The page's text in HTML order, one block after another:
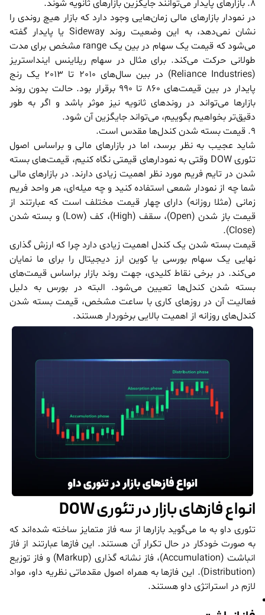
8. بازار‌های پایدار می‌توانند جایگزین بازار‌های ثانویه شوند.
در نمودار بازار‌های مالی زمان‌هایی وجود دارد که بازار هیچ روندی را
نشان نمی‌دهد، به این وضعیت روند Sideway یا پایدار گفته
می‌شود که قیمت یک سهام در بین یک range مشخص برای مدت
طولانی حرکت می‌کند. برای مثال در سهام ریلاینس اینداستریز
(Reliance Industries) در بین سال‌های 2010 تا 2013 یک رنج
پایدار در بین قیمت‌های 860 تا 990 برقرار بود. حالت بدون روند
بازار‌ها می‌تواند در روند‌های ثانویه نیز موثر باشد و اگر به طور
دقیق‌تر بخواهیم بگوییم، می‌تواند جایگزین آن شود.
9. قیمت بسته شدن کندل‌ها مقدس است.
شاید عجیب به نظر برسد، اما در بازارهای مالی و براساس اصول
تئوری DOW وقتی به نمودار‌های قیمتی نگاه کنیم، قیمت‌های بسته
شدن در تایم فریم مورد نظر اهمیت زیادی دارند. در بازار‌های مالی
شما چه از نمودار شمعی استفاده کنید و چه میله‌ای، هر واحد فریم
زمانی (مثلا روزانه) دارای چهار قیمت مختلف است که عبارتند از
قیمت باز شدن (Open)، سقف (High)، کف (Low) و بسته شدن
(Close).
قیمت بسته شدن یک کندل اهمیت زیادی دارد چرا که ارزش گذاری
نهایی یک سهام بورسی یا کوین ارز دیجیتال را برای ما نمایان
می‌کند. در برخی نقاط کلیدی، جهت روند بازار براساس قیمت‌های
بسته شدن کندل‌ها تعیین می‌شود. البته در بورس به دلیل
فعالیت آن در روز‌های کاری با ساعت مشخص، قیمت بسته شدن
کندل‌های روزانه از اهمیت بالایی برخوردار هستند.
انواع فاز‌های بازار در تئوری DOW
تئوری داو به ما می‌گوید بازار‌ها از سه فاز متمایز ساخته شده‌اند که
به صورت خودکار در حال تکرار آن هستند. این فاز‌ها عبارتند از فاز
انباشت (Accumulation)، فاز نشانه گذاری (Markup) و فاز توزیع
(Distribution). این فاز‌ها به همراه اصول مقدماتی نظریه داو، مواد
لازم در استراتژی داو هستند.